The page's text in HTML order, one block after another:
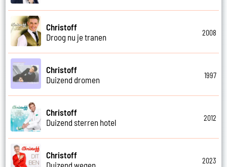
Christoff
Droog nu je tranen
2008
Christoff
Duizend dromen
1997
Christoff
Duizend sterren hotel
2012
Christoff
Duizend wegen
2023